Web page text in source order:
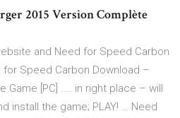
2015 Version Complète
and Need for Speed Carbon
Speed Carbon Download –
Game [PC] .... in right place – will
install the game; PLAY! … Need